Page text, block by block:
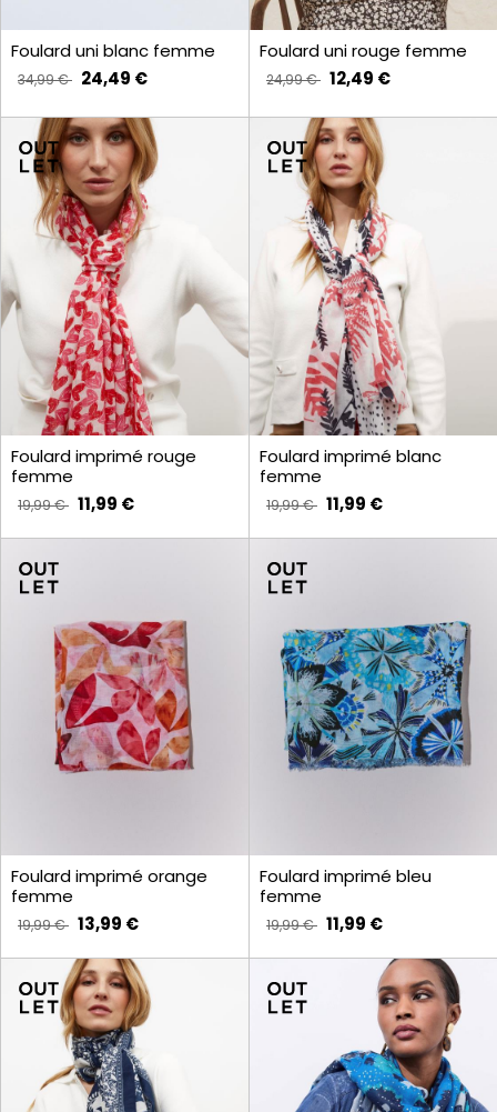
Foulard uni blanc femme
34,99 € 24,49 €
Foulard uni rouge femme
24,99 € 12,49 €
Foulard imprimé rouge
femme
19,99 € 11,99 €
Foulard imprimé blanc
femme
19,99 € 11,99 €
Foulard imprimé orange
femme
19,99 € 13,99 €
Foulard imprimé bleu
femme
19,99 € 11,99 €